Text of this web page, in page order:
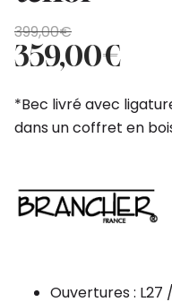
399,00€
Original
price
was:
399,00€.
359,00€
Current
price
is:
359,00€.
*Bec livré avec
dans un coffret en
Ouvertures : L27 /